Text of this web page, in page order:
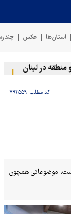
استان‌ها عکس
در لبنان
کد مطلب: ۷۹۲۵۵۹
موضوعاتی همچون